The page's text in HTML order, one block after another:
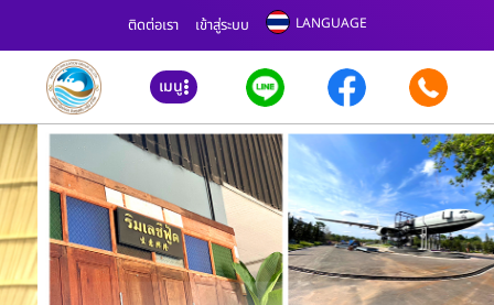
ติดต่อเรา เข้าสู่ระบบ LANGUAGE
เมนู